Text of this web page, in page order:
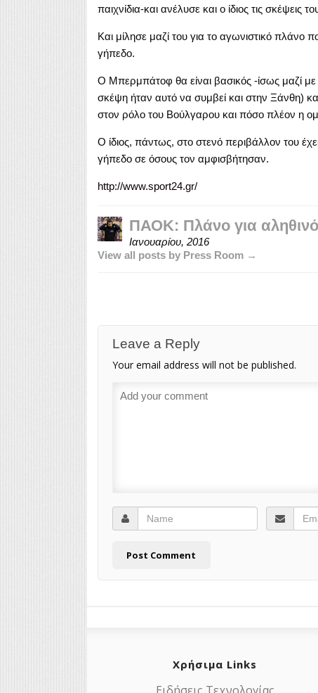
παιχνίδια-και ανέλυσε και ο ίδιος τις σκέψεις
Και μίλησε μαζί του για το αγωνιστικό πλάνο
γήπεδο.
Ο Μπερμπάτοφ θα είναι βασικός -ίσως μαζί
σκέψη ήταν αυτό να συμβεί και στην Ξάνθη)
στον ρόλο του Βούλγαρου και πόσο πλέον η
Ο ίδιος, πάντως, στο στενό περιβάλλον του
γήπεδο σε όσους τον αμφισβήτησαν.
http://www.sport24.gr/
ΠΑΟΚ: Πλάνο για
Ιανουαρίου, 2016
View all posts by Press Room →
Leave a Reply
Your email address will not be published.
Χρήσιμα Links
Ειδήσεις Τεχνολογίας